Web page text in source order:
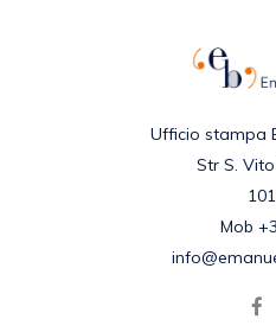
Ufficio stampa
Str S.
Mob